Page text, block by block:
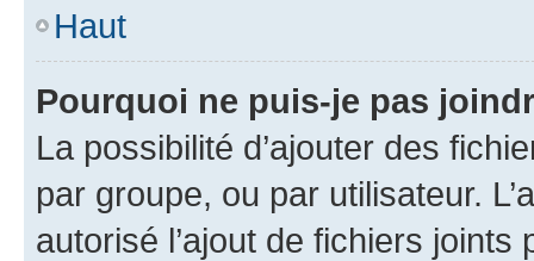
Haut
Pourquoi ne puis-je pas
La possibilité d’ajouter des
par groupe, ou par utilisateur.
autorisé l’ajout de fichiers